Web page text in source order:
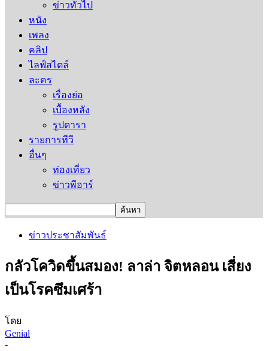
ข่าวทั่วไป
หนัง
เพลง
คลิป
ไลฟ์สไตล์
ละคร
เรื่องย่อ
เบื้องหลัง
รูปดารา
รายการทีวี
อื่นๆ
ท่องเที่ยว
ข่าวพีอาร์
ข่าวประชาสัมพันธ์
กลัวโควิดขึ้นสมอง! ลาล่า จิตหลอน เสี่ยง
เป็นโรคซึมเศร้า
โดย
Genial
-